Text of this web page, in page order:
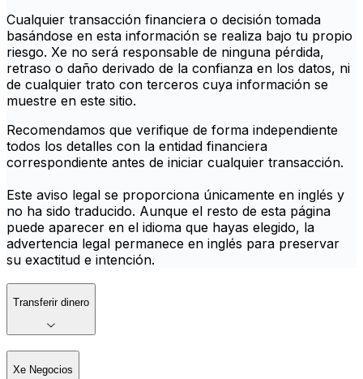
Cualquier transacción financiera o decisión tomada
basándose en esta información se realiza bajo tu propio
riesgo. Xe no será responsable de ninguna pérdida,
retraso o daño derivado de la confianza en los datos, ni
de cualquier trato con terceros cuya información se
muestre en este sitio.
Recomendamos que verifique de forma independiente
todos los detalles con la entidad financiera
correspondiente antes de iniciar cualquier transacción.
Este aviso legal se proporciona únicamente en inglés y
no ha sido traducido. Aunque el resto de esta página
puede aparecer en el idioma que hayas elegido, la
advertencia legal permanece en inglés para preservar
su exactitud e intención.
Transferir dinero
Xe Negocios